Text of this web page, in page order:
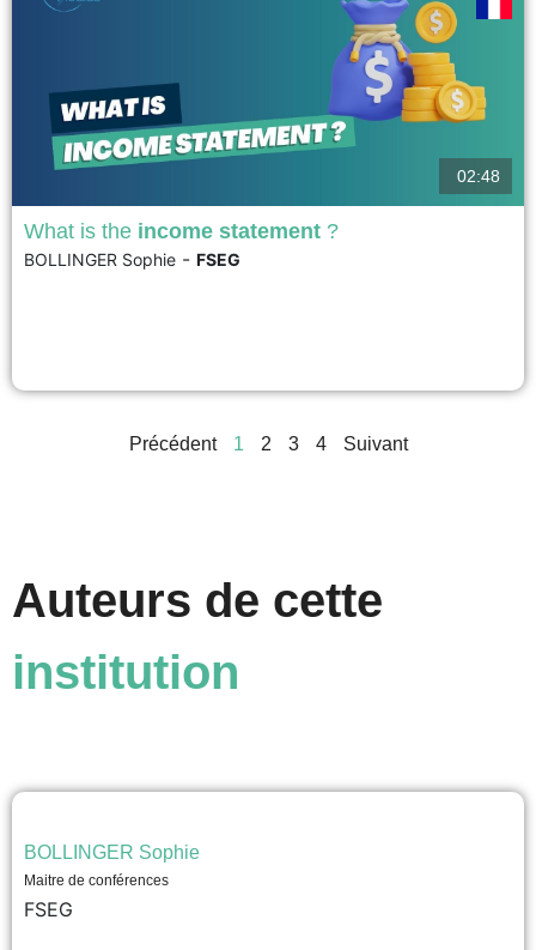
The income statement is an essential document in accounting, showing the
02:48
What is the income statement ?
BOLLINGER Sophie - FSEG
Précédent 1 2 3 4 Suivant
Auteurs de cette
institution
BOLLINGER Sophie
Maitre de conférences
FSEG